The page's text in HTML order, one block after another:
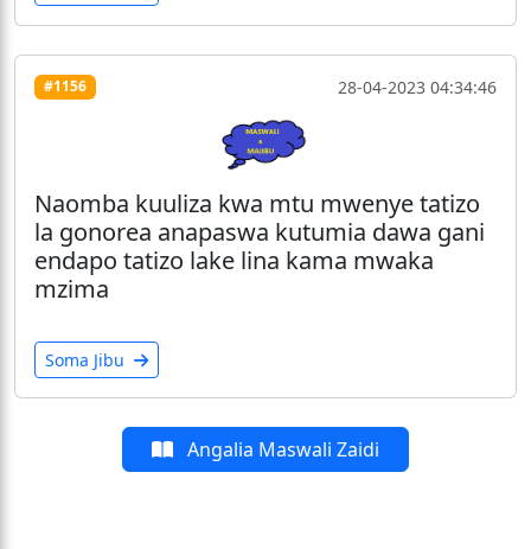
#1156 28-04-2023 04:34:46
Naomba kuuliza kwa mtu mwenye tatizo
la gonorea anapaswa kutumia dawa gani
endapo tatizo lake lina kama mwaka
mzima
Soma Jibu
Angalia Maswali Zaidi